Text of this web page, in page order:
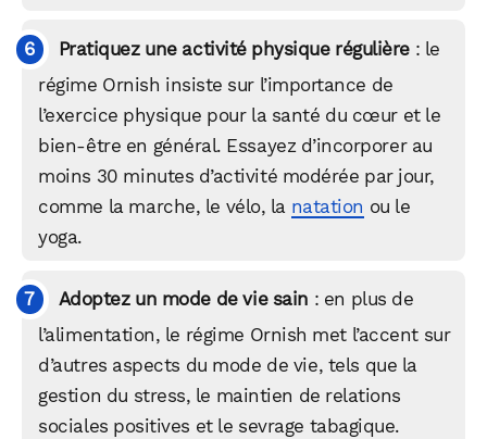
Pratiquez une activité physique régulière: le
régime Ornish insiste sur l’importance de
l’exercice physique pour la santé du cœur et le
bien-être en général. Essayez d’incorporer au
moins 30 minutes d’activité modérée par jour,
comme la marche, le vélo, la natation ou le
yoga.
Adoptez un mode de vie sain : en plus de
l’alimentation, le régime Ornish met l’accent sur
d’autres aspects du mode de vie, tels que la
gestion du stress, le maintien de relations
sociales positives et le sevrage tabagique.